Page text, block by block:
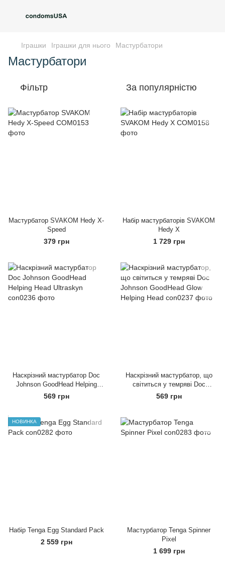
Іграшки Іграшки для нього Мастурбатори
Мастурбатори
Фільтр За популярністю
Мастурбатор SVAKOM Hedy X-
Speed
379 грн
Набір мастурбаторів SVAKOM
Hedy X
1 729 грн
Наскрізний мастурбатор Doc
Johnson GoodHead Helping
Head Ultraskyn
569 грн
Наскрізний мастурбатор, що
світиться у темряві Doc
Johnson GoodHead Glow
Helping Head
569 грн
НОВИНКА
Набір Tenga Egg Standard Pack
2 559 грн
Мастурбатор Tenga Spinner
Pixel
1 699 грн